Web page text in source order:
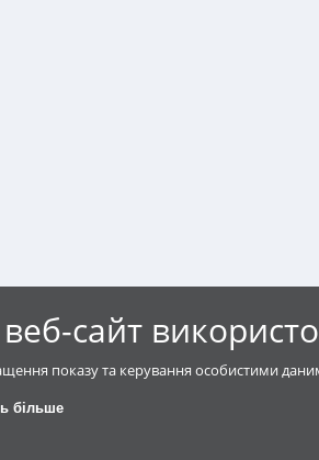
сайт
показу та керування особистими
більше